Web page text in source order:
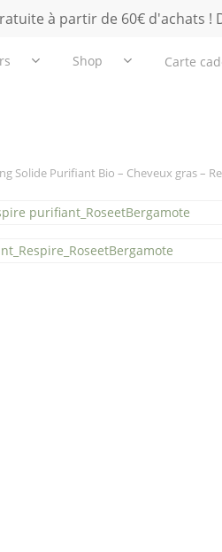
à partir de 60€ d'achats !
Shop Carte
Solide Purifiant Bio – Cheveux gras –